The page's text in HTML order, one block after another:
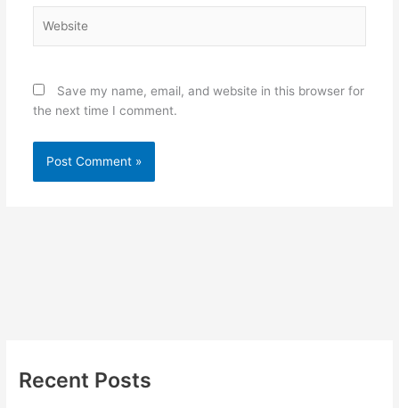
Save my name, email, and website in this browser for
the next time I comment.
Recent Posts